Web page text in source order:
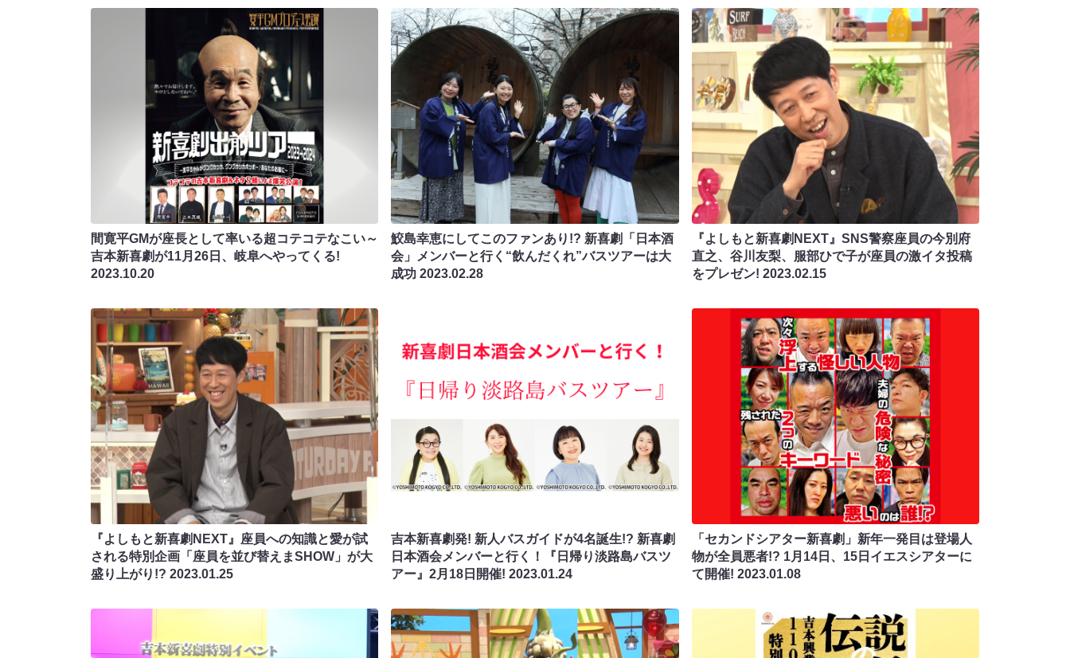
間寛平GMが座長として率いる超コテコテなこい～
吉本新喜劇が11月26日、岐阜へやってくる!
2023.10.20
鮫島幸恵にしてこのファンあり!? 新喜劇「日本酒
会」メンバーと行く“飲んだくれ”バスツアーは大
成功2023.02.28
『よしもと新喜劇NEXT』SNS警察座員の今別府
直之、谷川友梨、服部ひで子が座員の激イタ投稿
をプレゼン! 2023.02.15
『よしもと新喜劇NEXT』座員への知識と愛が試
される特別企画「座員を並び替えまSHOW」が大
盛り上がり!? 2023.01.25
吉本新喜劇発! 新人バスガイドが4名誕生!? 新喜劇
日本酒会メンバーと行く！『日帰り淡路島バスツ
アー』2月18日開催!2023.01.24
「セカンドシアター新喜劇」新年一発目は登場人
物が全員悪者!? 1月14日、15日イエスシアターに
て開催! 2023.01.08